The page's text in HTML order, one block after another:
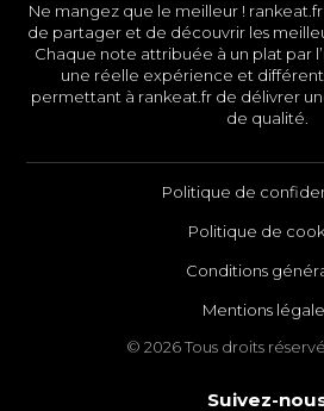
Ne mangez que le meilleur !
de partager et de découvrir les
Chaque note attribuée à un plat par
une réelle expérience et
permettant à rankeat.fr de délivrer
de qualité.
Politique de
Politique de
Conditions
Mentions
© 2026 Tous droits
Suivez-